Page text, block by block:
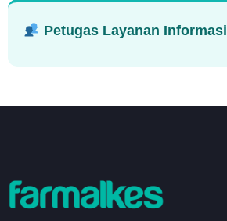
Petugas Layanan Informasi